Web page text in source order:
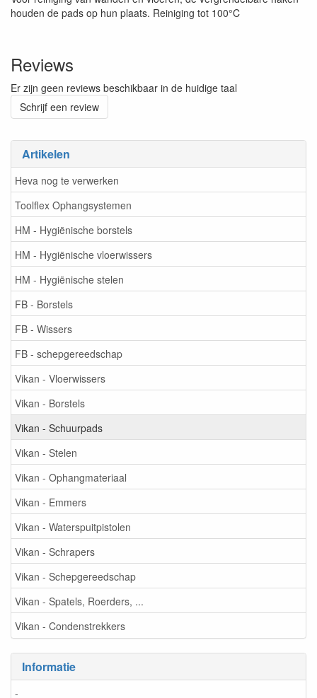
Artikelen
Heva nog te verwerken
Toolflex Ophangsystemen
HM - Hygiënische borstels
HM - Hygiënische vloerwissers
HM - Hygiënische stelen
FB - Borstels
FB - Wissers
FB - schepgereedschap
Vikan - Vloerwissers
Vikan - Borstels
Vikan - Schuurpads
Vikan - Stelen
Vikan - Ophangmateriaal
Vikan - Emmers
Vikan - Waterspuitpistolen
Vikan - Schrapers
Vikan - Schepgereedschap
Vikan - Spatels, Roerders, ...
Vikan - Condenstrekkers
Informatie
-
houden de pads op hun plaats. Reiniging tot 100°C
Reviews
Er zijn geen reviews beschikbaar in de huidige taal
Schrijf een review